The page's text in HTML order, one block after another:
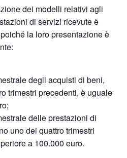
dei modelli relativi agli
di servizi ricevute è
la loro presentazione è
degli acquisti di beni,
trimestri precedenti, è uguale
delle prestazioni di
uno dei quattro trimestri
a 100.000 euro.